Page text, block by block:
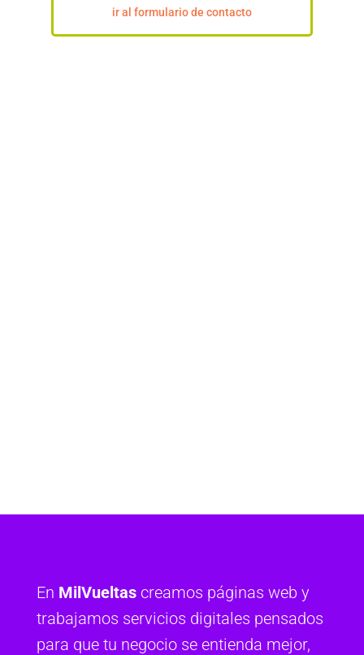
ir al formulario de contacto
En MilVueltascreamos páginas web y
trabajamos servicios digitales pensados
para que tu negocio se entienda mejor,